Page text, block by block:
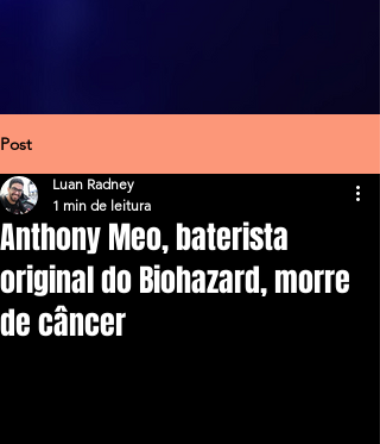
Post
Anthony Meo, baterista
original do Biohazard, morre
de câncer
Luan Radney
1 min de leitura